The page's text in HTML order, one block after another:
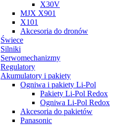
X30V
MJX X901
X101
Akcesoria do dronów
Świece
Silniki
Serwomechanizmy
Regulatory
Akumulatory i pakiety
Ogniwa i pakiety Li-Pol
Pakiety Li-Pol Redox
Ogniwa Li-Pol Redox
Akcesoria do pakietów
Panasonic